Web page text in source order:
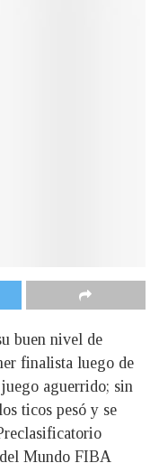
buen nivel de
finalista luego de
aguerrido; sin
ticos pesó y se
Mundo FIBA